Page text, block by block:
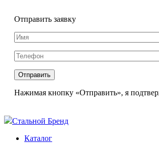
Отправить заявку
Нажимая кнопку «Отправить», я
Стальной Бренд
Каталог